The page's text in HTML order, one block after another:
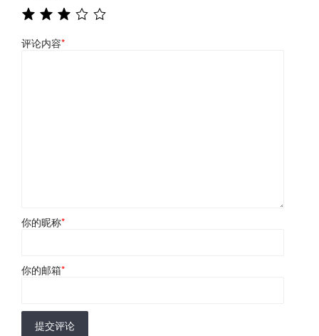
评论内容*
你的昵称*
你的邮箱*
提交评论